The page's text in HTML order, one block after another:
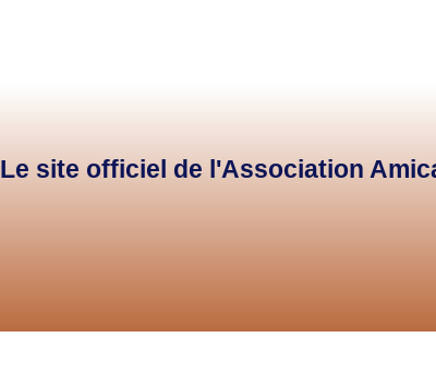
Le site officiel de l'Association